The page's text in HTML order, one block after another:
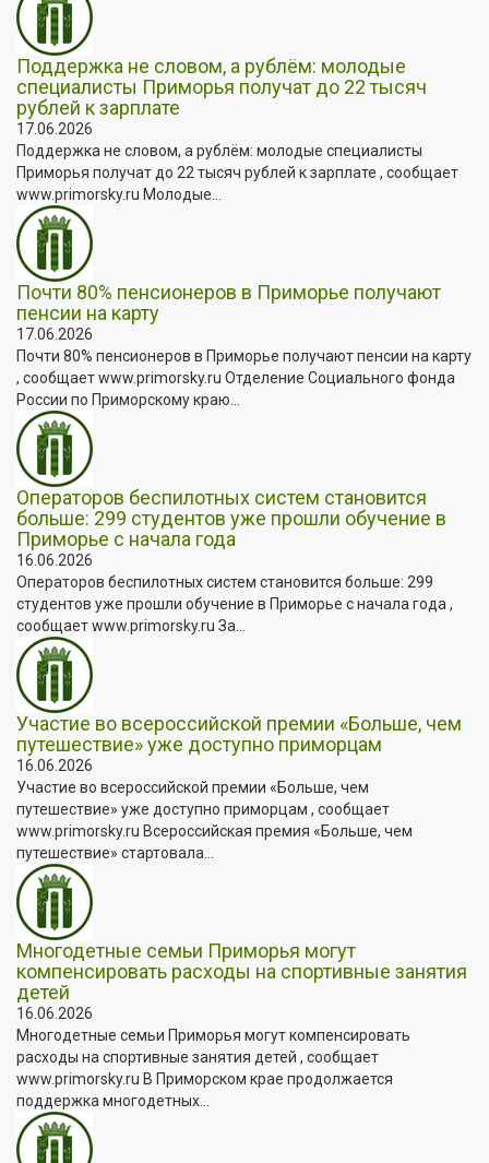
Поддержка не словом, а рублём: молодые
специалисты Приморья получат до 22 тысяч
рублей к зарплате
17.06.2026
Поддержка не словом, а рублём: молодые специалисты
Приморья получат до 22 тысяч рублей к зарплате , сообщает
www.primorsky.ru Молодые...
Почти 80% пенсионеров в Приморье получают
пенсии на карту
17.06.2026
Почти 80% пенсионеров в Приморье получают пенсии на карту
, сообщает www.primorsky.ru Отделение Социального фонда
России по Приморскому краю...
Операторов беспилотных систем становится
больше: 299 студентов уже прошли обучение в
Приморье с начала года
16.06.2026
Операторов беспилотных систем становится больше: 299
студентов уже прошли обучение в Приморье с начала года ,
сообщает www.primorsky.ru За...
Участие во всероссийской премии «Больше, чем
путешествие» уже доступно приморцам
16.06.2026
Участие во всероссийской премии «Больше, чем
путешествие» уже доступно приморцам , сообщает
www.primorsky.ru Всероссийская премия «Больше, чем
путешествие» стартовала...
Многодетные семьи Приморья могут
компенсировать расходы на спортивные занятия
детей
16.06.2026
Многодетные семьи Приморья могут компенсировать
расходы на спортивные занятия детей , сообщает
www.primorsky.ru В Приморском крае продолжается
поддержка многодетных...